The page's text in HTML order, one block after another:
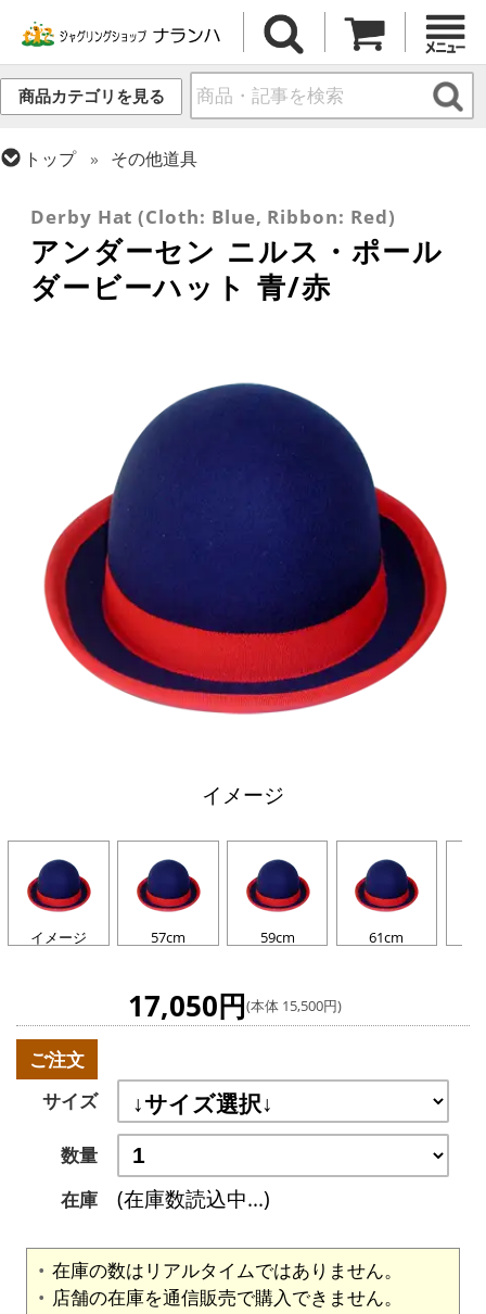
商品カテゴリを見る
トップ
その他道具
Derby Hat (Cloth: Blue, Ribbon: Red)
アンダーセン ニルス・ポール
ダービーハット 青/赤
イメージ
イメージ 57cm 59cm 61cm
17,050円(本体 15,500円)
ご注文
サイズ
数量
在庫
(在庫数読込中...)
在庫の数はリアルタイムではありません。
店舗の在庫を通信販売で購入できません。